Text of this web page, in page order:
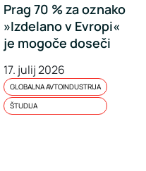
Prag 70 % za oznako
»Izdelano v Evropi«
je mogoče doseči
17. julij 2026
GLOBALNA AVTOINDUSTRIJA
ŠTUDIJA